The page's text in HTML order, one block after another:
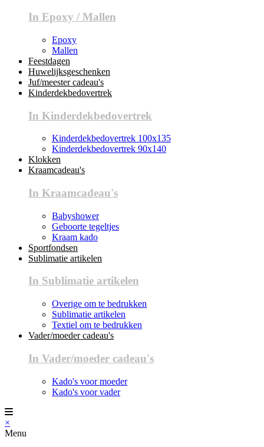
In Epoxy / Mallen
Epoxy
Mallen
Feestdagen
Huwelijksgeschenken
Juf/meester cadeau's
Kinderdekbedovertrek
In Kinderdekbedovertrek
Kinderdekbedovertrek 100x135
Kinderdekbedovertrek 90x140
Klokken
Kraamcadeau's
In Kraamcadeau's
Babyshower
Geboorte tegeltjes
Kraam kado
Sportfondsen
Sublimatie artikelen
In Sublimatie artikelen
Overige om te bedrukken
Sublimatie artikelen
Textiel om te bedrukken
Vader/moeder cadeau's
In Vader/moeder cadeau's
Kado's voor moeder
Kado's voor vader
×
Menu